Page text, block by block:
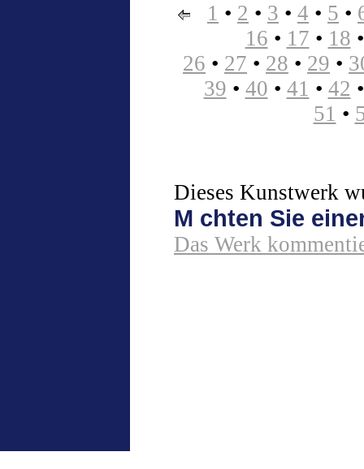
1 • 2 • 3 • 4 • 5 •
16 • 17 • 18
26 • 27 • 28 • 29 •
39 • 40 • 41 • 42
51 •
Dieses Kunstwerk
M chten Sie
Das Werk